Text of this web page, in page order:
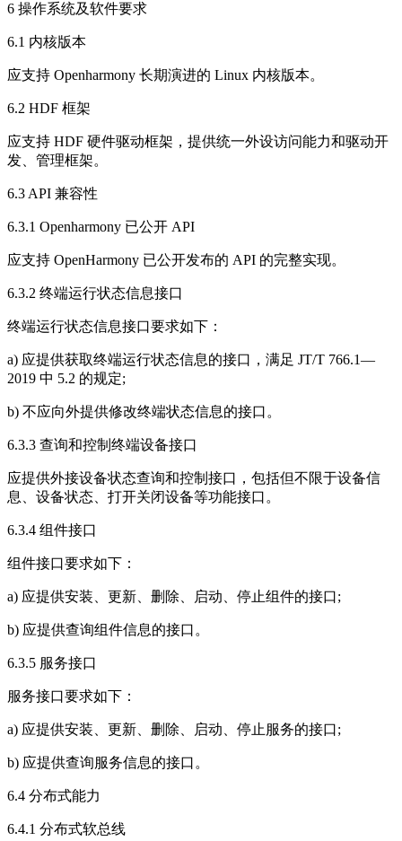
6 操作系统及软件要求
6.1 内核版本
应支持 Openharmony 长期演进的 Linux 内核版本。
6.2 HDF 框架
应支持 HDF 硬件驱动框架，提供统一外设访问能力和驱动开
发、管理框架。
6.3 API 兼容性
6.3.1 Openharmony 已公开 API
应支持 OpenHarmony 已公开发布的 API 的完整实现。
6.3.2 终端运行状态信息接口
终端运行状态信息接口要求如下：
a) 应提供获取终端运行状态信息的接口，满足 JT/T 766.1—
2019 中 5.2 的规定;
b) 不应向外提供修改终端状态信息的接口。
6.3.3 查询和控制终端设备接口
应提供外接设备状态查询和控制接口，包括但不限于设备信
息、设备状态、打开关闭设备等功能接口。
6.3.4 组件接口
组件接口要求如下：
a) 应提供安装、更新、删除、启动、停止组件的接口;
b) 应提供查询组件信息的接口。
6.3.5 服务接口
服务接口要求如下：
a) 应提供安装、更新、删除、启动、停止服务的接口;
b) 应提供查询服务信息的接口。
6.4 分布式能力
6.4.1 分布式软总线